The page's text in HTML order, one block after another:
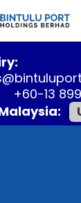
+60-13